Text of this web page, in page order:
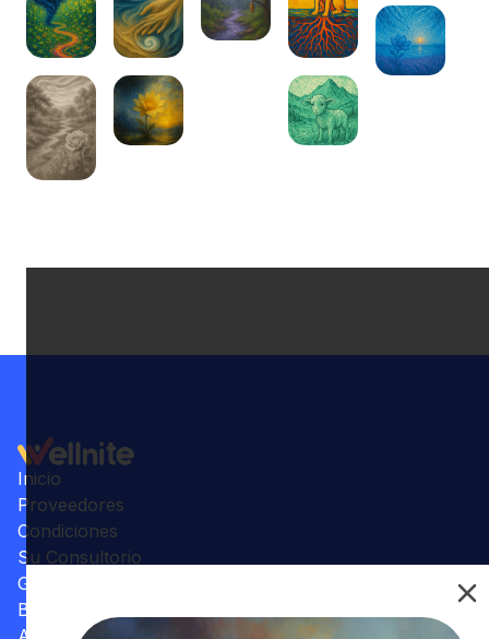
Inicio
Proveedores
Condiciones
Su Consultorio
Galería
Beneficios